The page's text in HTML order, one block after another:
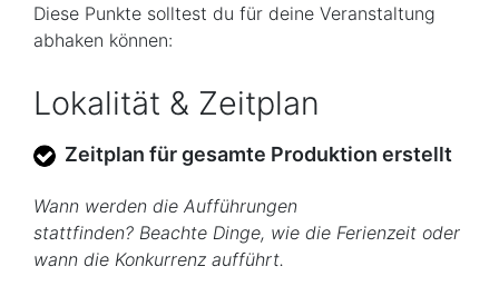
Diese Punkte solltest du für deine Veranstaltung
abhaken können:
Lokalität & Zeitplan
Zeitplan für gesamte Produktion erstellt
Wann werden die Aufführungen
stattfinden? Beachte Dinge, wie die Ferienzeit oder
wann die Konkurrenz aufführt.